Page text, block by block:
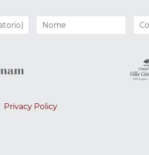
Privacy Policy